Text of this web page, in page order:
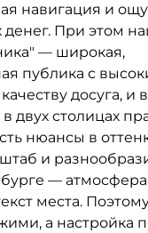
навигация и
денег. При этом
— широкая,
публика с
досуга, и
двух столицах
нюансы в
и
—
места.
а настройка